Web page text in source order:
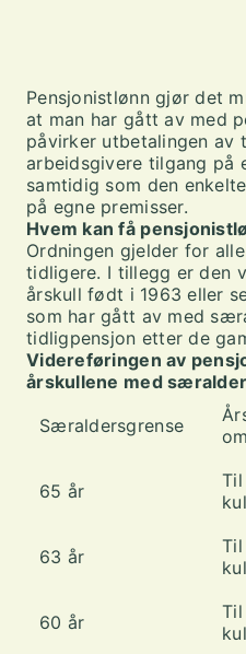
Pensjonistlønn gjør det
at man har gått av med
påvirker utbetalingen av
arbeidsgivere tilgang på
samtidig som den
på egne premisser.
Hvem kan få
Ordningen gjelder for
tidligere. I tillegg er den
årskull født i 1963 eller
som har gått av med
tidligpensjon etter de
Videreføringen av
årskullene med
Særaldersgrense
65 år
63 år
60 år